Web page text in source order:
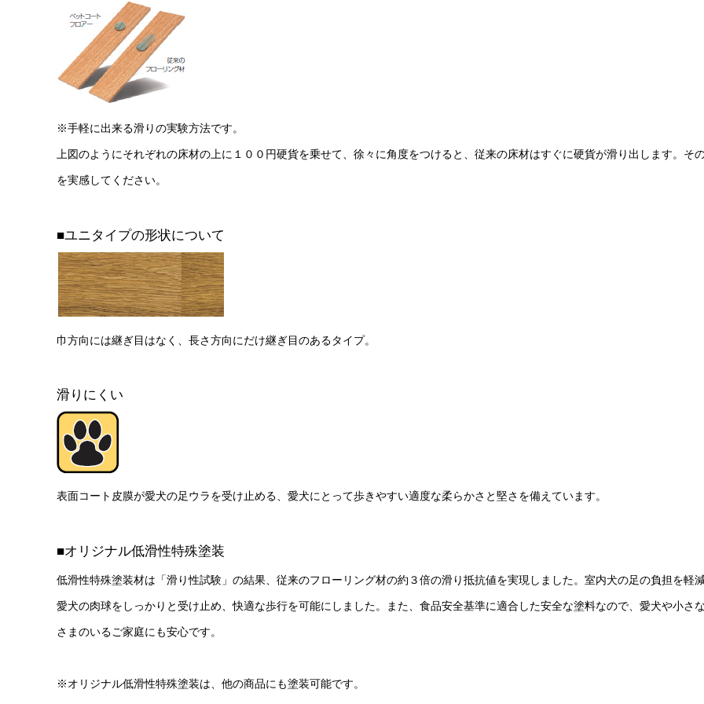
※手軽に出来る滑りの実験方法です。
上図のようにそれぞれの床材の上に１００円硬貨を乗せて、徐々に角度をつけると、従来の床材はすぐに硬貨が滑り出します。そ
を実感してください。
■ユニタイプの形状について
巾方向には継ぎ目はなく、長さ方向にだけ継ぎ目のあるタイプ。
滑りにくい
表面コート皮膜が愛犬の足ウラを受け止める、愛犬にとって歩きやすい適度な柔らかさと堅さを備えています。
■オリジナル低滑性特殊塗装
低滑性特殊塗装材は「滑り性試験」の結果、従来のフローリング材の約３倍の滑り抵抗値を実現しました。室内犬の足の負担を軽
愛犬の肉球をしっかりと受け止め、快適な歩行を可能にしました。また、食品安全基準に適合した安全な塗料なので、愛犬や小さ
さまのいるご家庭にも安心です。
※オリジナル低滑性特殊塗装は、他の商品にも塗装可能です。